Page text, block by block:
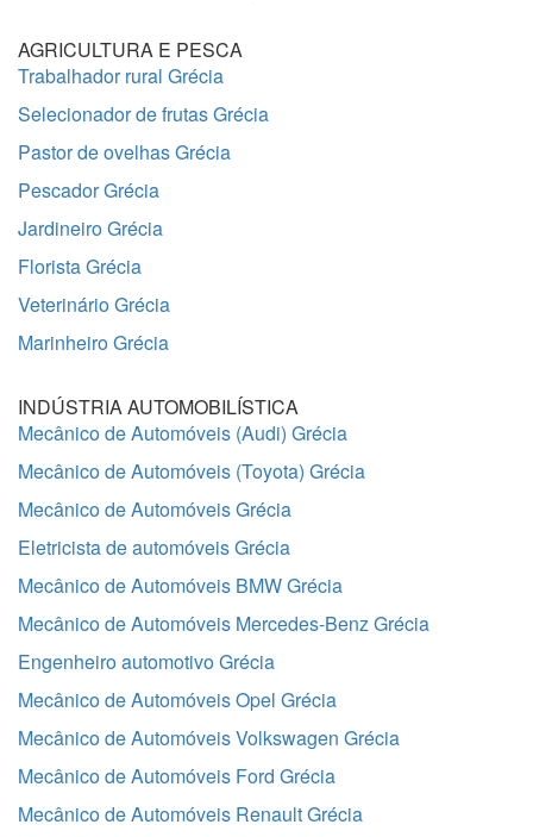
AGRICULTURA E PESCA
Trabalhador rural Grécia
Selecionador de frutas Grécia
Pastor de ovelhas Grécia
Pescador Grécia
Jardineiro Grécia
Florista Grécia
Veterinário Grécia
Marinheiro Grécia
INDÚSTRIA AUTOMOBILÍSTICA
Mecânico de Automóveis (Audi) Grécia
Mecânico de Automóveis (Toyota) Grécia
Mecânico de Automóveis Grécia
Eletricista de automóveis Grécia
Mecânico de Automóveis BMW Grécia
Mecânico de Automóveis Mercedes-Benz Grécia
Engenheiro automotivo Grécia
Mecânico de Automóveis Opel Grécia
Mecânico de Automóveis Volkswagen Grécia
Mecânico de Automóveis Ford Grécia
Mecânico de Automóveis Renault Grécia